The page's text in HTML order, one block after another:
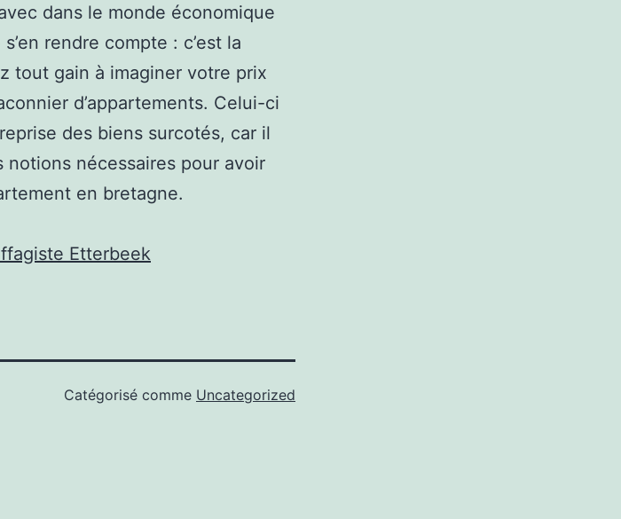
dans le monde économique
rendre compte : c’est la
tout gain à imaginer votre prix
d’appartements. Celui-ci
des biens surcotés, car il
nécessaires pour avoir
en bretagne.
Etterbeek
Catégorisé comme Uncategorized